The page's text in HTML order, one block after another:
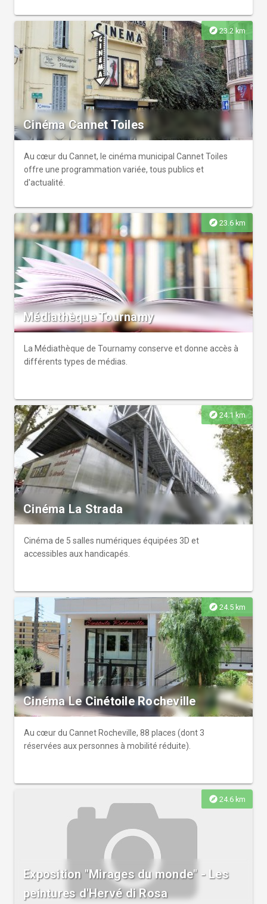
explore23.2 km
Cinéma Cannet Toiles
Au cœur du Cannet, le cinéma municipal Cannet Toiles
offre une programmation variée, tous publics et
d'actualité.
explore 23.6 km
Médiathèque Tournamy
La Médiathèque de Tournamy conserve et donne accès à
différents types de médias.
explore 24.1 km
Cinéma La Strada
Cinéma de 5 salles numériques équipées 3D et
accessibles aux handicapés.
explore 24.5 km
Cinéma Le Cinétoile Rocheville
Au cœur du Cannet Rocheville, 88 places (dont 3
réservées aux personnes à mobilité réduite).
explore 24.6 km
Exposition "Mirages du monde" - Les
peintures d'Hervé di Rosa